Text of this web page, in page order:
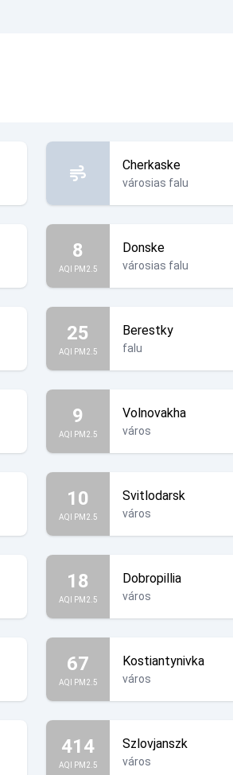
Cherkaske
városias falu
8
AQI PM2.5
Donske
városias falu
25
AQI PM2.5
Berestky
falu
9
AQI PM2.5
Volnovakha
város
10
AQI PM2.5
Svitlodarsk
város
18
AQI PM2.5
Dobropillia
város
67
AQI PM2.5
Kostiantynivka
város
414
AQI PM2.5
Szlovjanszk
város